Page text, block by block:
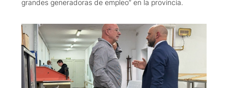
grandes generadoras de empleo” en la provincia.